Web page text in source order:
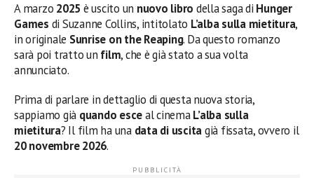
A marzo 2025 è uscito un nuovo libro della saga di Hunger
Games di Suzanne Collins, intitolato L’alba sulla mietitura,
in originale Sunrise on the Reaping. Da questo romanzo
sarà poi tratto un film, che è già stato a sua volta
annunciato.
Prima di parlare in dettaglio di questa nuova storia,
sappiamo già quando esceal cinemaL’alba sulla
mietitura? Il film ha una data di uscitagià fissata, ovvero il
20 novembre 2026.